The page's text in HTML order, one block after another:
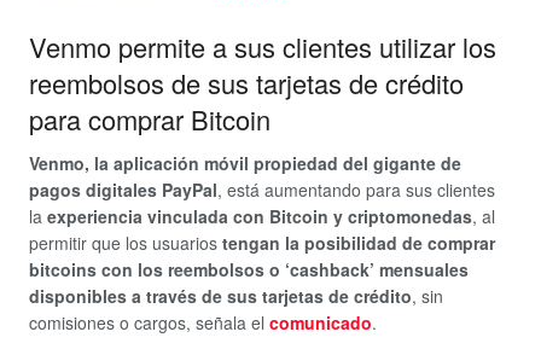
Venmo permite a sus clientes utilizar los
reembolsos de sus tarjetas de crédito
para comprar Bitcoin
Venmo, la aplicación móvil propiedad del gigante de
pagos digitales PayPal, está aumentando para sus clientes
la experiencia vinculada con Bitcoin y criptomonedas, al
permitir que los usuarios tengan la posibilidad de comprar
bitcoins con los reembolsos o ‘cashback’ mensuales
disponibles a través de sus tarjetas de crédito, sin
comisiones o cargos, señala el comunicado.